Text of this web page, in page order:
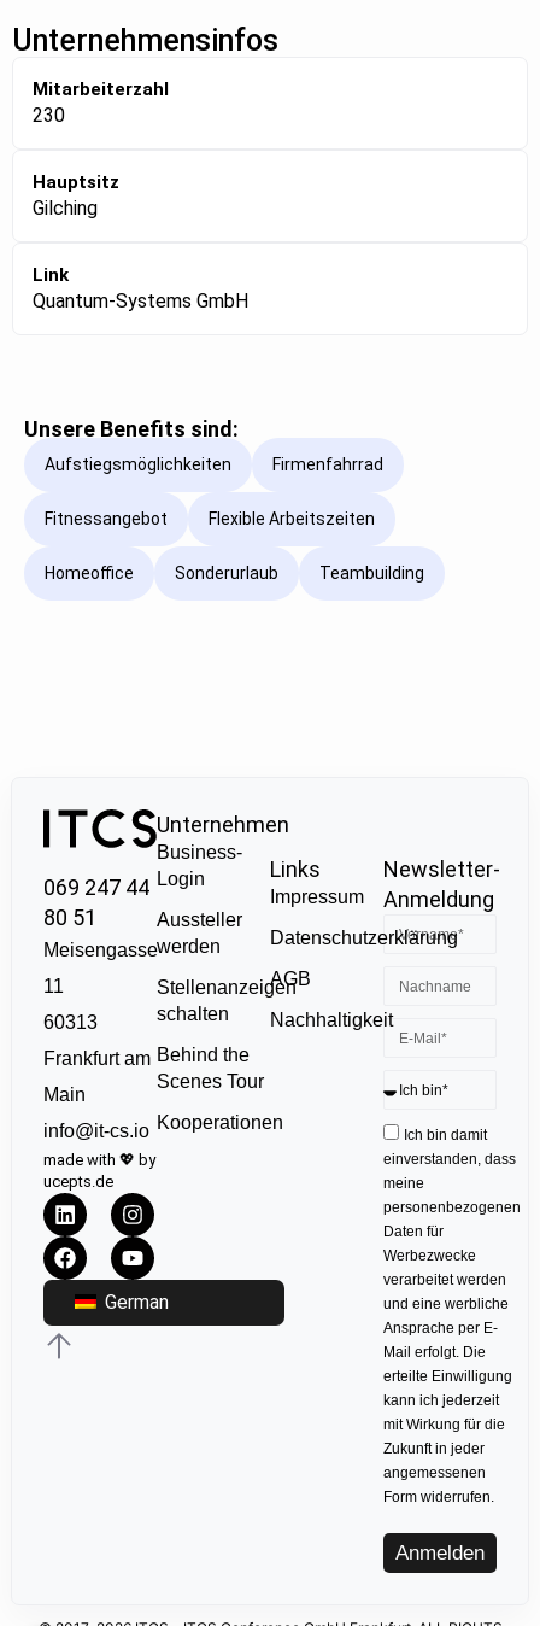
Unternehmensinfos
Mitarbeiterzahl
230
Hauptsitz
Gilching
Link
Quantum-Systems GmbH
Unsere Benefits sind:
Aufstiegsmöglichkeiten Firmenfahrrad
Fitnessangebot Flexible Arbeitszeiten
Homeoffice Sonderurlaub Teambuilding
069 247 44
80 51
Meisengasse
11
60313
Frankfurt am
Main
info@it-cs.io
made with 💖 by
ucepts.de
German
Unternehmen
Business-
Login
Aussteller
werden
Stellenanzeigen
schalten
Behind the
Scenes Tour
Kooperationen
Links
Impressum
Datenschutzerklärung
AGB
Nachhaltigkeit
Newsletter-
Anmeldung
Ich bin damit
einverstanden, dass
meine
personenbezogenen
Daten für
Werbezwecke
verarbeitet werden
und eine werbliche
Ansprache per E-
Mail erfolgt. Die
erteilte Einwilligung
kann ich jederzeit
mit Wirkung für die
Zukunft in jeder
angemessenen
Form widerrufen.
Anmelden